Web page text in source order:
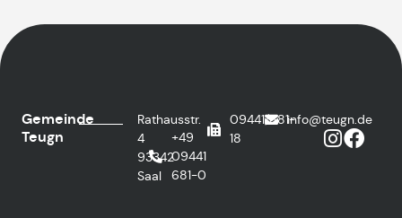
Gemeinde
Teugn
Rathausstr.
4
93342
Saal
+49
09441
681-0
09441/681-
18
info@teugn.de